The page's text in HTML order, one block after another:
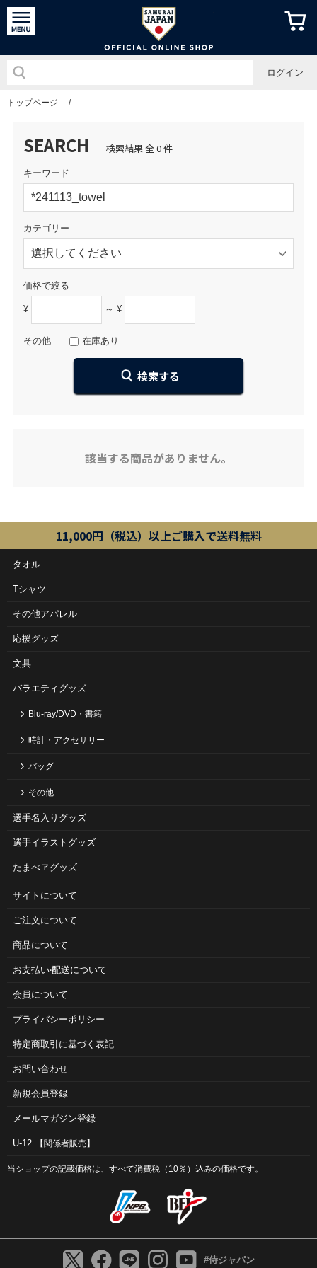
侍ジャパ
ログイン
トップページ /
SEARCH 検索結果 全 0 件
キーワード
カテゴリー
価格で絞る
¥ ～ ¥
その他 在庫あり
該当する商品がありません。
11,000円（税込）以上ご購入で送料無料
タオル
Tシャツ
その他アパレル
応援グッズ
文具
バラエティグッズ
Blu-ray/DVD・書籍
時計・アクセサリー
バッグ
その他
選手名入りグッズ
選手イラストグッズ
たまべヱグッズ
サイトについて
ご注⽂について
商品について
お⽀払い‧配送について
会員について
プライバシーポリシー
特定商取引に基づく表記
お問い合わせ
新規会員登録
メールマガジン登録
U-12 【関係者販売】
当ショップの記載価格は、すべて消費税（10％）込みの価格です。
#侍ジャパン